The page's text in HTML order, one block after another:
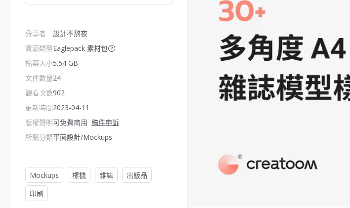
分享者
資源類型
檔案大小
文件數量
觀看次數
更新時間
版權聲明
所屬分類
設計不熬夜
Eaglepack 素材包
5.54 GB
24
902
2023-04-11
可免費商用 稿件申訴
平面設計/Mockups
Mockups 樣機 雜誌
出版品
印刷